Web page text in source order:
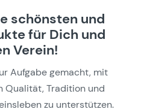
schönsten und
für Dich und
Verein!
Aufgabe gemacht, mit
Qualität, Tradition und
zu unterstützen.